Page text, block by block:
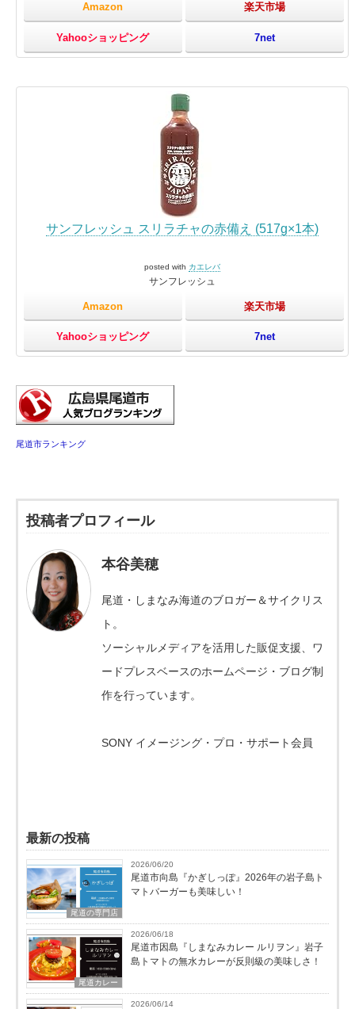
Amazon 楽天市場
Yahooショッピング 7net
サンフレッシュ スリラチャの赤備え (517g×1本)
posted with カエレバ
サンフレッシュ
Amazon 楽天市場
Yahooショッピング 7net
尾道市ランキング
投稿者プロフィール
本谷美穂
尾道・しまなみ海道のブロガー＆サイクリス
ト。
ソーシャルメディアを活用した販促支援、ワ
ードプレスベースのホームページ・ブログ制
作を行っています。
SONY イメージング・プロ・サポート会員
最新の投稿
尾道の専門店
2026/06/20
尾道市向島『かぎしっぽ』2026年の岩子島ト
マトバーガーも美味しい！
尾道カレー
2026/06/18
尾道市因島『しまなみカレー ルリヲン』岩子
島トマトの無水カレーが反則級の美味しさ！
2026/06/14